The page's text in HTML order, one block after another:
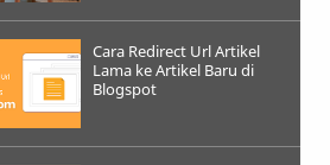
Cara Redirect Url Artikel
Lama ke Artikel Baru di
Blogspot